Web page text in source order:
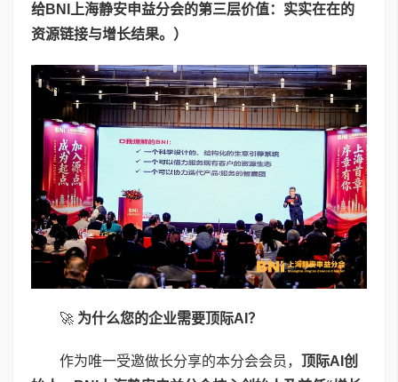
给BNI
上海静安申益分会的第三层价值：实实在在的
资源链接与增长结果。）
🚀 为什么您的企业需要顶际AI ？
作为唯一受邀做长分享的本分会会员， 顶际AI 创